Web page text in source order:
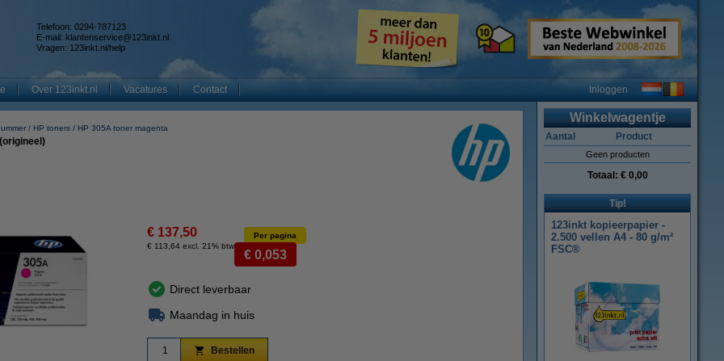
Telefoon: 0294-787123
E-mail: klantenservice@123inkt.nl
Vragen: 123inkt.nl/help
Over 123inkt.nl Vacatures Contact Inloggen
HP toners HP 305A toner magenta
€ 137,50
€ 113,64 excl. 21% btw
Per pagina
€ 0,053
Direct leverbaar
Maandag in huis
Bestellen
Winkelwagentje
Aantal Product
Geen producten
Totaal: € 0,00
Tip!
123inkt kopieerpapier -
2.500 vellen A4 - 80 g/m²
FSC®